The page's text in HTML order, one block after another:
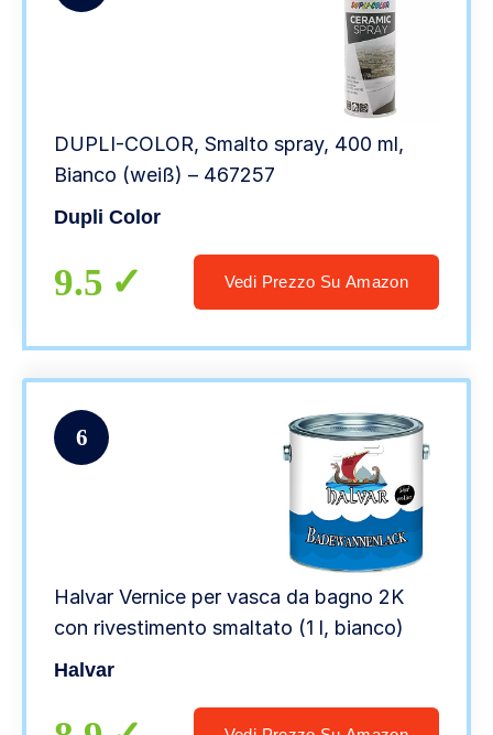
DUPLI-COLOR, Smalto spray, 400 ml,
Bianco (weiß) – 467257
Dupli Color
9.5 Vedi Prezzo Su Amazon
6
Halvar Vernice per vasca da bagno 2K
con rivestimento smaltato (1 l, bianco)
Halvar